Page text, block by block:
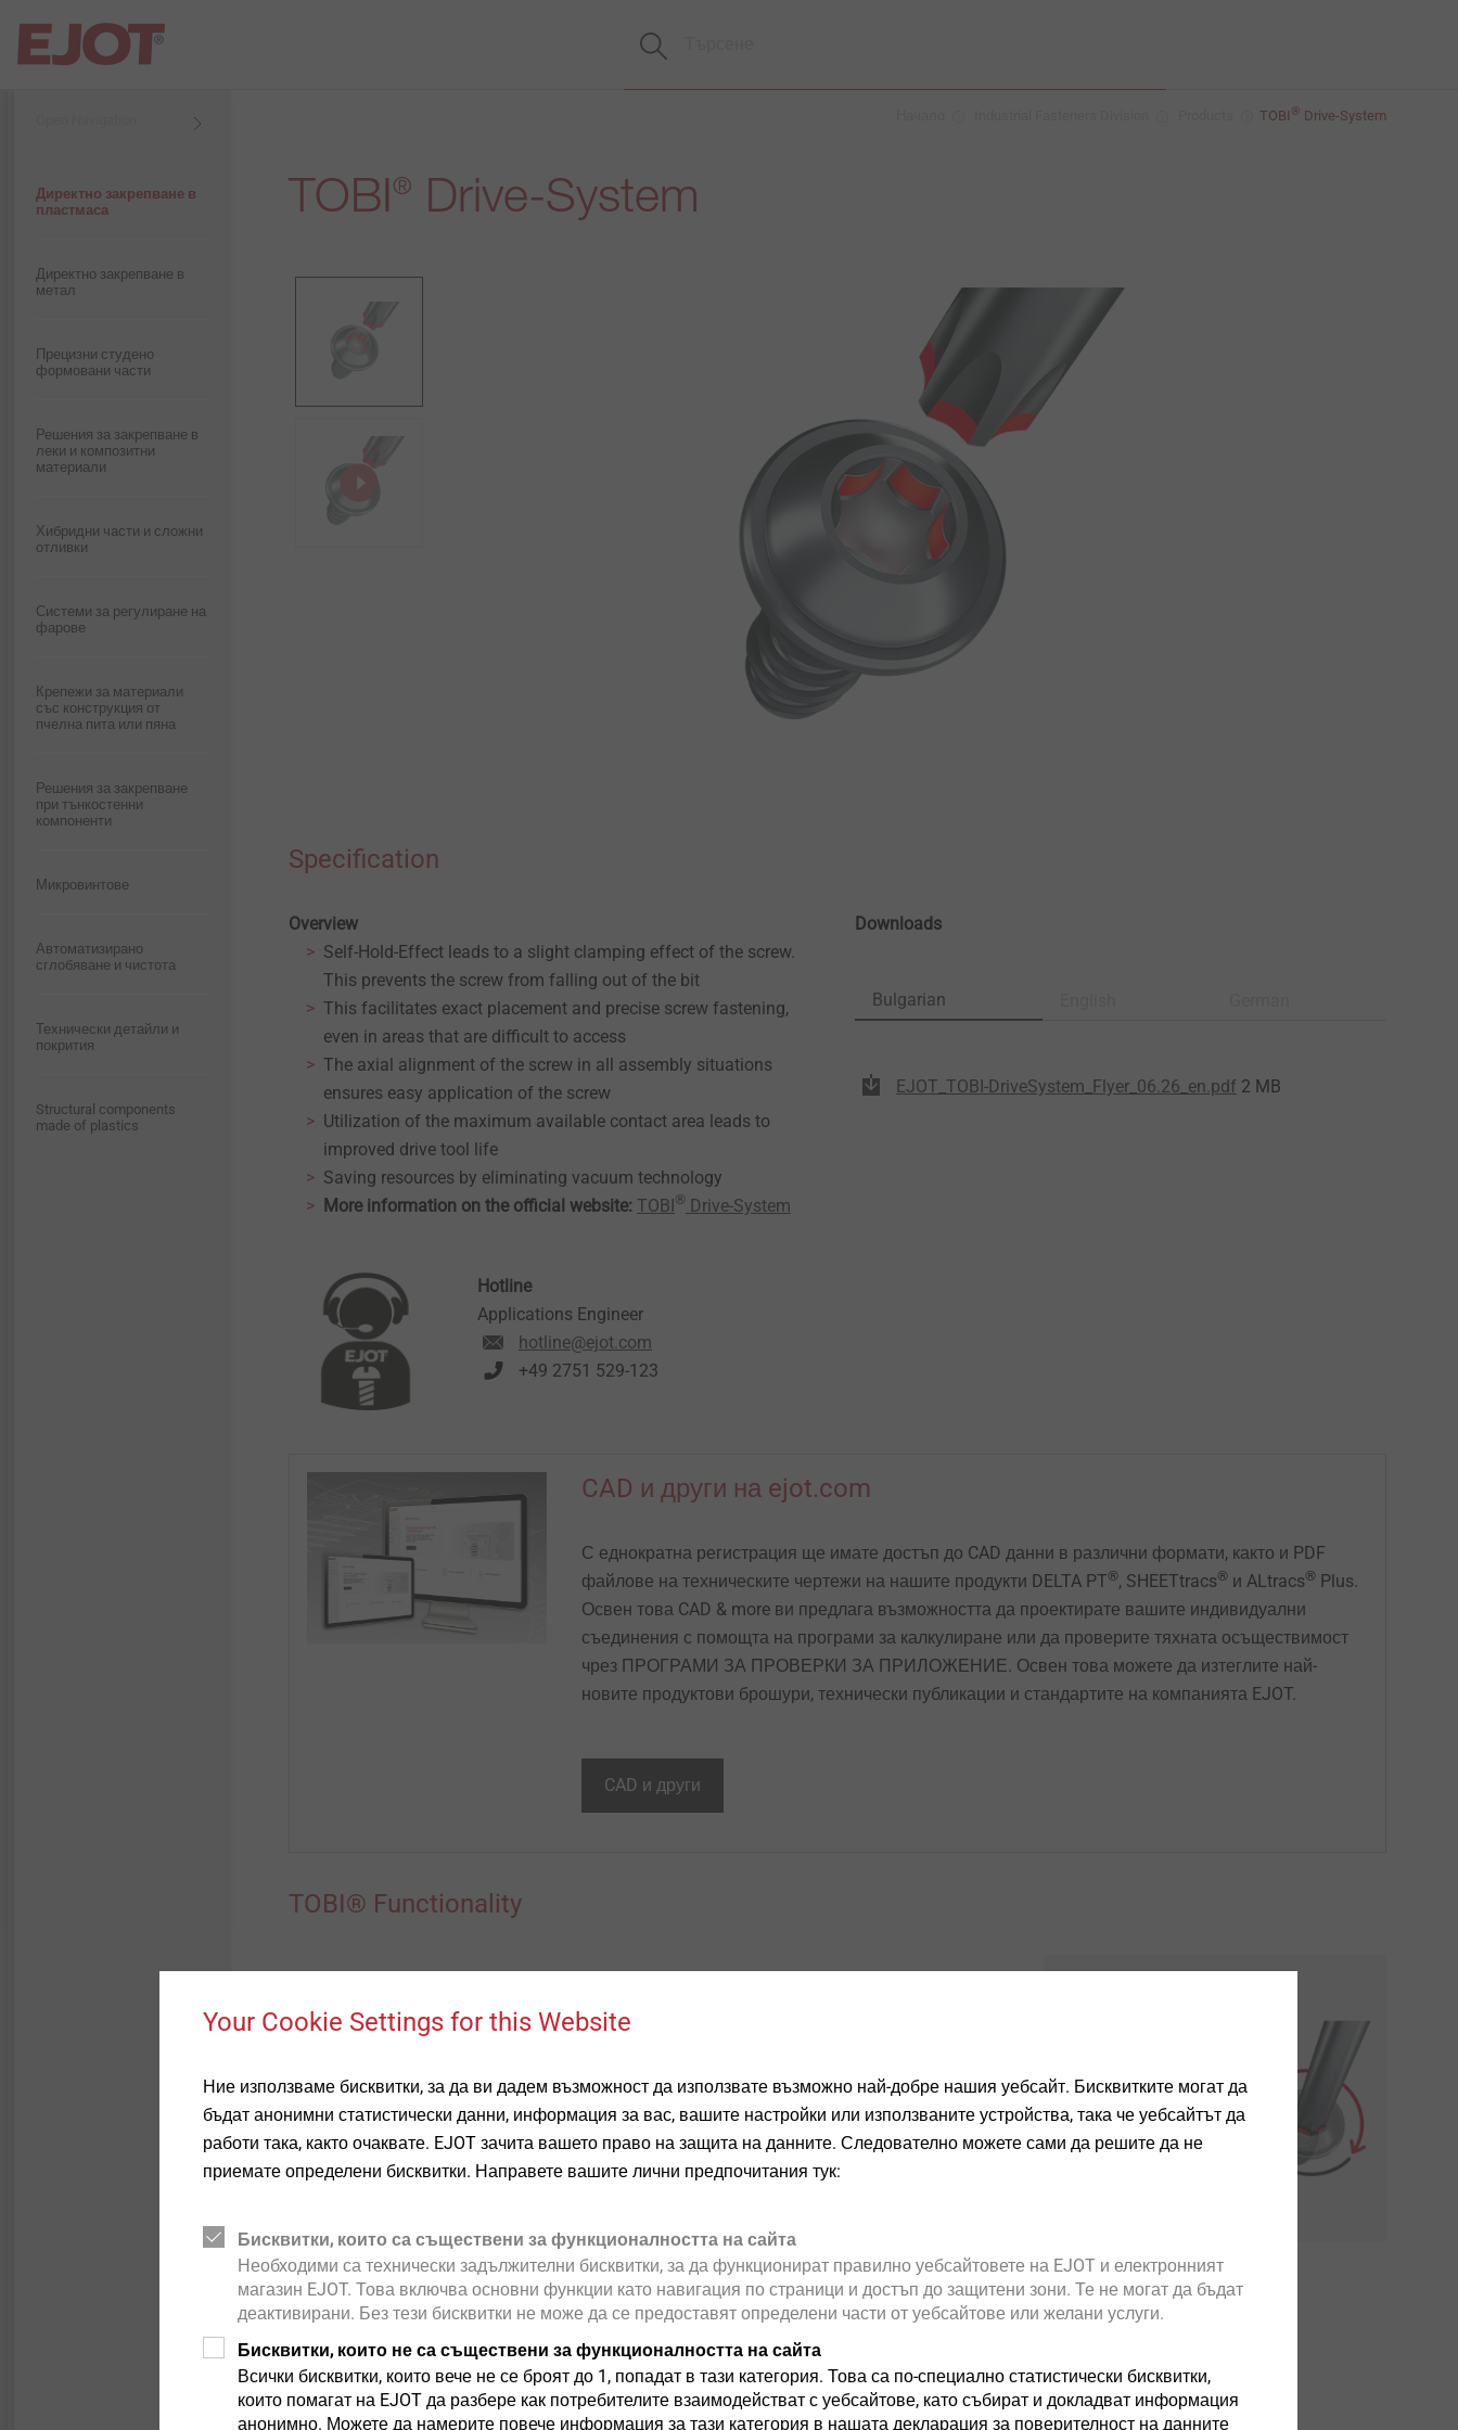
Продукти
Строителна дивизия
Плосък покрив
строителство
Дървени конструкции
Технология за
индустриални прозорци и
Интериорни работи
топлоизолационни
системи ETICS
Директно закрепване в
пластмаса
Директно закрепване в
метал
Прецизни студено
формовани части
Решения за закрепване в
леки и композитни
материали
Хибридни части и сложни
отливки
Системи за регулиране на
фарове
Крепежи за материали
със конструкция от
пчелна пита или пяна
Решения за закрепване
при тънкостенни
компоненти
Микровинтове
Автоматизирано
сглобяване и чистота
Технически детайли и
покрития
Structural components
made of plastics
Продукти
Продукти
Презентация ЕЙОТ
България
Презентация ЕЙОТ Груп
Съответствие
Whistleblower
Контакти
TOBI ® Drive-System
TOBI® Drive-System
Specification
Overview
Self-Hold-Effect leads to a slight clamping effect of the screw.
This prevents the screw from falling out of the bit
This facilitates exact placement and precise screw fastening,
even in areas that are difficult to access
The axial alignment of the screw in all assembly situations
ensures easy application of the screw
Utilization of the maximum available contact area leads to
improved drive tool life
Saving resources by eliminating vacuum technology
More information on the official website: TOBI® Drive-System
Downloads
Bulgarian
EJOT_TOBI-DriveSystem_Flyer_06.26_en.pdf 2 MB
Hotline
Applications Engineer
hotline@ejot.com
+49 2751 529-123
CAD и други на ejot.com
С еднократна регистрация ще имате достъп до CAD данни в различни формати, както и PDF
файлове на техническите чертежи на нашите продукти DELTA PT®, SHEETtracs®и ALtracs®Plus.
Освен това CAD & more ви предлага възможността да проектирате вашите индивидуални
съединения с помощта на програми за калкулиране или да проверите тяхната осъществимост
чрез ПРОГРАМИ ЗА ПРОВЕРКИ ЗА ПРИЛОЖЕНИЕ. Освен това можете да изтеглите най-
новите продуктови брошури, технически публикации и стандартите на компанията EJOT.
CAD и други
TOBI® Functionality
®
drive and bit, three important requirements can be combined: The axial alignment of the
system when inserting the bit into the screw head drive simplifies handling even in areas that
ensures lower surface pressure and thus less wear on the tools.
Finally, the large concave and small convex radii inside the drive as well as a taper to the
upper edge of the bit lead to a slight clamping effect of the screw so that it cannot fall out of
processes.
Use in industrial assembly
Your Cookie Settings for this Website
Ние използваме бисквитки, за да ви дадем възможност да използвате възможно най-добре нашия уебсайт. Бисквитките могат да
бъдат анонимни статистически данни, информация за вас, вашите настройки или използваните устройства, така че уебсайтът да
работи така, както очаквате. EJOT зачита вашето право на защита на данните. Следователно можете сами да решите да не
приемате определени бисквитки. Направете вашите лични предпочитания тук:
Бисквитки, които са съществени за функционалността на сайта
Необходими са технически задължителни бисквитки, за да функционират правилно уебсайтовете на EJOT и електронният
магазин EJOT. Това включва основни функции като навигация по страници и достъп до защитени зони. Те не могат да бъдат
деактивирани. Без тези бисквитки не може да се предоставят определени части от уебсайтове или желани услуги.
Бисквитки, които не са съществени за функционалността на сайта
Всички бисквитки, които вече не се броят до 1, попадат в тази категория. Това са по-специално статистически бисквитки,
които помагат на EJOT да разбере как потребителите взаимодействат с уебсайтове, като събират и докладват информация
анонимно. Можете да намерите повече информация за тази категория в нашата декларация за поверителност на данните